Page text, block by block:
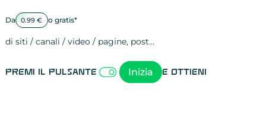
Da 0.99 € o gratis*
di siti / canali / video / pagine, post…
Premi il pulsante Inizia e ottieni